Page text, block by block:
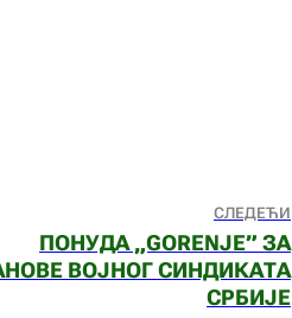
СЛЕДЕЋИ
ПОНУДА „GORENJE” ЗА
ВОЈНОГ СИНДИКАТА
СРБИЈЕ